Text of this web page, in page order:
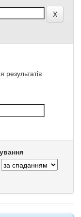
результатів